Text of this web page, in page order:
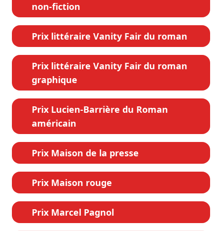
non-fiction
Prix littéraire Vanity Fair du roman
Prix littéraire Vanity Fair du roman
graphique
Prix Lucien-Barrière du Roman
américain
Prix Maison de la presse
Prix Maison rouge
Prix Marcel Pagnol